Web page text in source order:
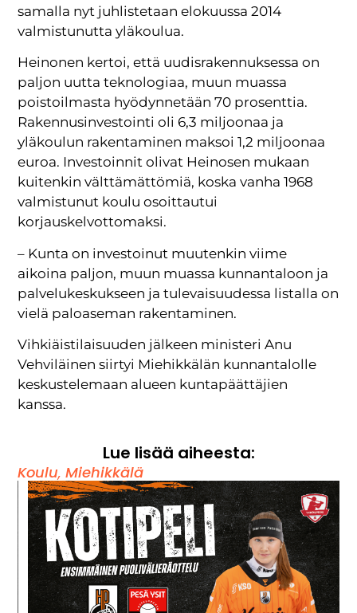
samalla nyt juhlistetaan elokuussa 2014
valmistunutta yläkoulua.
Heinonen kertoi, että uudisrakennuksessa on
paljon uutta teknologiaa, muun muassa
poistoilmasta hyödynnetään 70 prosenttia.
Rakennusinvestointi oli 6,3 miljoonaa ja
yläkoulun rakentaminen maksoi 1,2 miljoonaa
euroa. Investoinnit olivat Heinosen mukaan
kuitenkin välttämättömiä, koska vanha 1968
valmistunut koulu osoittautui
korjauskelvottomaksi.
– Kunta on investoinut muutenkin viime
aikoina paljon, muun muassa kunnantaloon ja
palvelukeskukseen ja tulevaisuudessa listalla on
vielä paloaseman rakentaminen.
Vihkiäistilaisuuden jälkeen ministeri Anu
Vehviläinen siirtyi Miehikkälän kunnantalolle
keskustelemaan alueen kuntapäättäjien
kanssa.
Lue lisää aiheesta:
Koulu,Miehikkälä